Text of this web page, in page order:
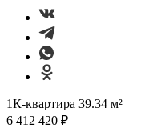
1К-квартира 39.34 м²
6 412 420 ₽